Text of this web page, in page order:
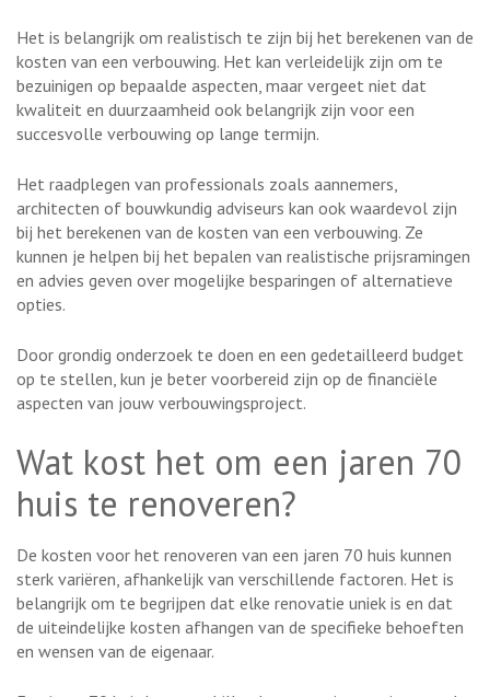
Het is belangrijk om realistisch te zijn bij het berekenen van de
kosten van een verbouwing. Het kan verleidelijk zijn om te
bezuinigen op bepaalde aspecten, maar vergeet niet dat
kwaliteit en duurzaamheid ook belangrijk zijn voor een
succesvolle verbouwing op lange termijn.
Het raadplegen van professionals zoals aannemers,
architecten of bouwkundig adviseurs kan ook waardevol zijn
bij het berekenen van de kosten van een verbouwing. Ze
kunnen je helpen bij het bepalen van realistische prijsramingen
en advies geven over mogelijke besparingen of alternatieve
opties.
Door grondig onderzoek te doen en een gedetailleerd budget
op te stellen, kun je beter voorbereid zijn op de financiële
aspecten van jouw verbouwingsproject.
Wat kost het om een jaren 70
huis te renoveren?
De kosten voor het renoveren van een jaren 70 huis kunnen
sterk variëren, afhankelijk van verschillende factoren. Het is
belangrijk om te begrijpen dat elke renovatie uniek is en dat
de uiteindelijke kosten afhangen van de specifieke behoeften
en wensen van de eigenaar.